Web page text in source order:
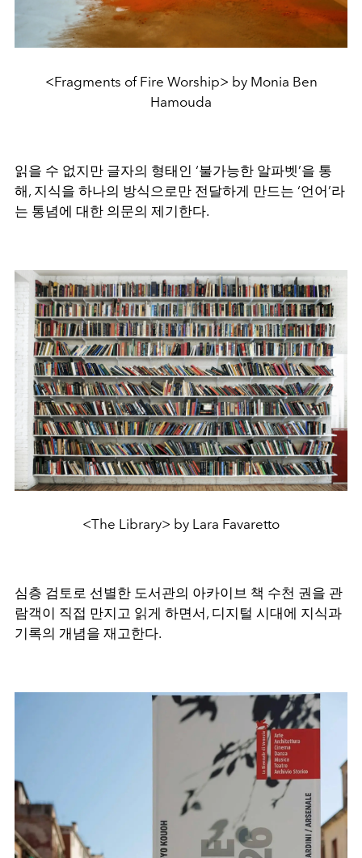
<Fragments of Fire Worship> by Monia Ben
Hamouda
읽을 수 없지만 글자의 형태인 ‘불가능한 알파벳’을 통
해, 지식을 하나의 방식으로만 전달하게 만드는 ‘언어’라
는 통념에 대한 의문의 제기한다.
<The Library> by Lara Favaretto
심층 검토로 선별한 도서관의 아카이브 책 수천 권을 관
람객이 직접 만지고 읽게 하면서, 디지털 시대에 지식과
기록의 개념을 재고한다.